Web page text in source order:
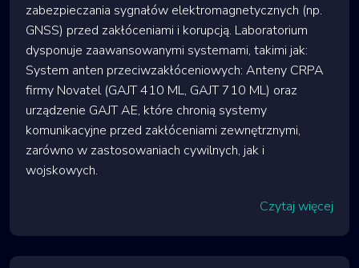
zabezpieczania sygnałów elektromagnetycznych (np.
GNSS) przed zakłóceniami i korupcją. Laboratorium
dysponuje zaawansowanymi systemami, takimi jak:
System anten przeciwzakłóceniowych: Anteny CRPA
firmy Novatel (GAJT 410 ML, GAJT 710 ML) oraz
urządzenie GAJT AE, które chronią systemy
komunikacyjne przed zakłóceniami zewnętrznymi,
zarówno w zastosowaniach cywilnych, jak i
wojskowych.
Czytaj więcej